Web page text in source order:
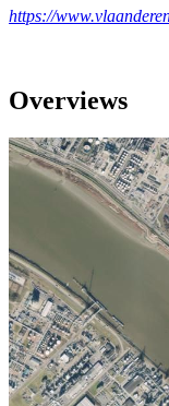
https://
Overviews